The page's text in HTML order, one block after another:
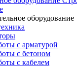
оборудование
с арматурой
с бетоном
с кабелем